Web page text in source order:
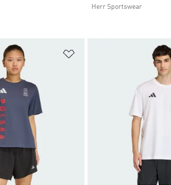
Herr Sportswear
Lägg till på önskelistan